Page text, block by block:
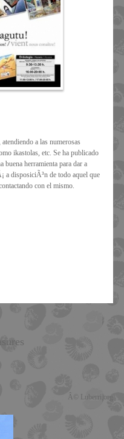
atendiendo a las numerosas
ikastolas, etc. Se ha publicado
buena herramienta para dar a
a disposiciÃ³n de todo aquel que
con el mismo.
Â© Luberri.org